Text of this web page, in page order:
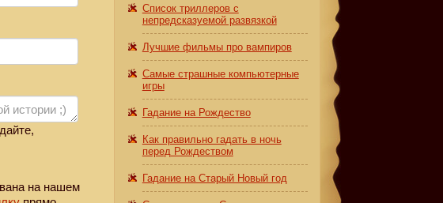
на нашем
Список триллеров с
непредсказуемой развязкой
Лучшие фильмы про вампиров
Самые страшные компьютерные
игры
Гадание на Рождество
Как правильно гадать в ночь
перед Рождеством
Гадание на Старый Новый год